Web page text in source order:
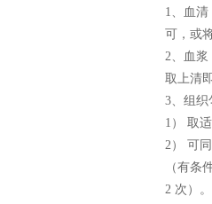
1、血
可，或
2、血浆
取上清
3、组织
1） 取
2） 可
（有条
2 次）。